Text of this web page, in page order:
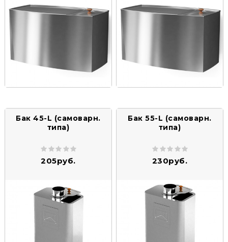
Бак 45-L (самоварн.
типа)
205руб.
Бак 55-L (самоварн.
типа)
230руб.